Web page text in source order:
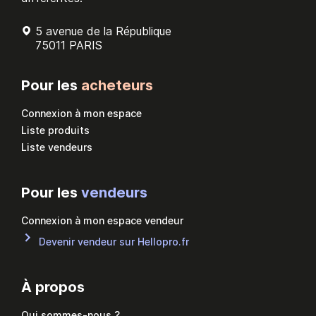
5 avenue de la République
75011 PARIS
Pour les acheteurs
Connexion à mon espace
Liste produits
Liste vendeurs
Pour les vendeurs
Connexion à mon espace vendeur
Devenir vendeur sur Hellopro.fr
À propos